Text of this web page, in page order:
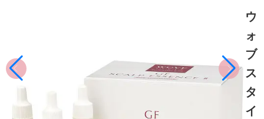
ウ
ォ
ブ
ス
タ
イ